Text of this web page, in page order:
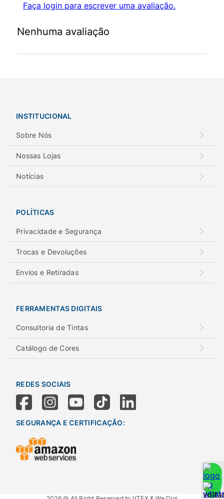
Faça login para escrever uma avaliação.
Nenhuma avaliação
INSTITUCIONAL
Sobre Nós
Nossas Lojas
Notícias
POLÍTICAS
Privacidade e Segurança
Trocas e Devoluções
Envios e Retiradas
FERRAMENTAS DIGITAIS
Consultoria de Tintas
Catálogo de Cores
REDES SOCIAIS
SEGURANÇA E CERTIFICAÇÃO: